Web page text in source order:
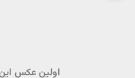
اولین عکس